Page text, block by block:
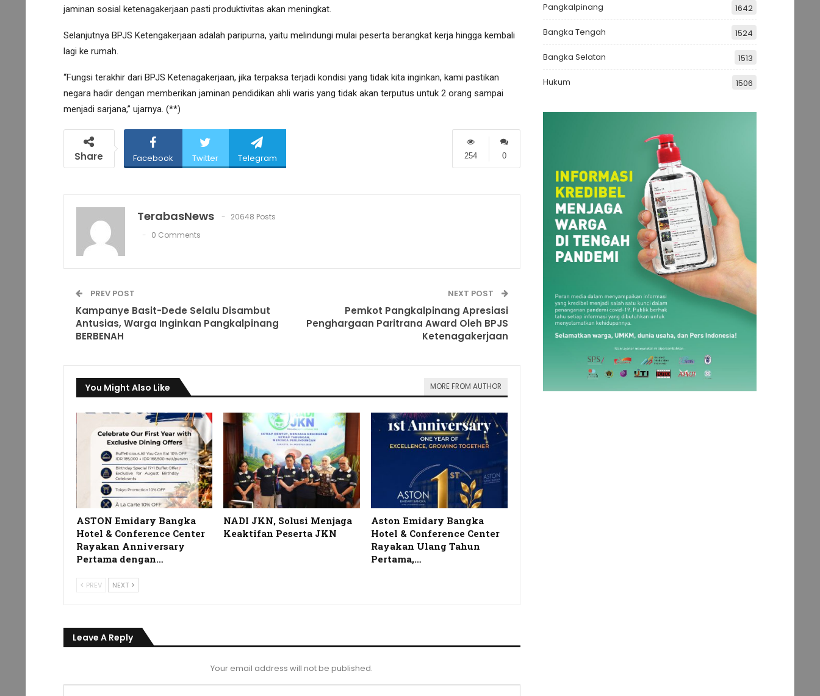
jaminan sosial ketenagakerjaan pasti produktivitas akan meningkat.
Selanjutnya BPJS Ketengakerjaan adalah paripurna, yaitu melindungi mulai peserta berangkat kerja hingga kembali
lagi ke rumah.
“Fungsi terakhir dari BPJS Ketenagakerjaan, jika terpaksa terjadi kondisi yang tidak kita inginkan, kami pastikan
negara hadir dengan memberikan jaminan pendidikan ahli waris yang tidak akan terputus untuk 2 orang sampai
menjadi sarjana,” ujarnya. (**)
0
254
Share Facebook Twitter Telegram
TerabasNews
20648 Posts
0 Comments
PREV POST
Kampanye Basit-Dede Selalu Disambut
Antusias, Warga Inginkan Pangkalpinang
BERBENAH
NEXT POST
Pemkot Pangkalpinang Apresiasi
Penghargaan Paritrana Award Oleh BPJS
Ketenagakerjaan
You Might Also Like MORE FROM AUTHOR
ASTON Emidary Bangka
Hotel & Conference Center
Rayakan Anniversary
Pertama dengan…
NADI JKN, Solusi Menjaga
Keaktifan Peserta JKN
Aston Emidary Bangka
Hotel & Conference Center
Rayakan Ulang Tahun
Pertama,…
PREV NEXT
Leave A Reply
Your email address will not be published.
Pangkalpinang 1642
Bangka Tengah 1524
Bangka Selatan 1513
Hukum 1506